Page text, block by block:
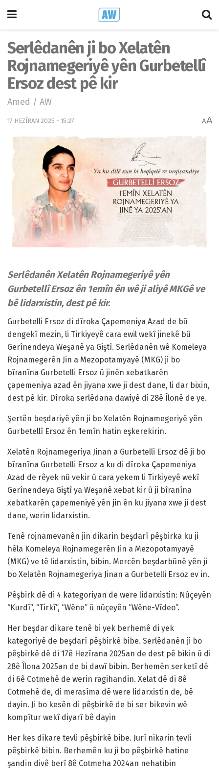
Serlêdanên ji bo Xelatên
Rojnamegeriyê yên Gurbetellî
Ersoz dest pê kir
Amed / AW
17 HEZÎRAN 2025 - 15:27 AA
Serlêdanên Xelatên Rojnamegeriyê yên
Gurbetellî Ersoz ên 1emîn ên wê ji aliyê MKGê ve
bê lidarxistin, dest pê kir.
Gurbetelli Ersoz di dîroka Çapemeniya Azad de bû
dengekî mezin, li Tirkiyeyê cara ewil wekî jinekê bû
Gerînendeya Weşanê ya Giştî. Serlêdanên wê Komeleya
Rojnamegerên Jin a Mezopotamyayê (MKG) ji bo
bîranîna Gurbetelli Ersoz û jinên xebatkarên
çapemeniya azad ên jiyana xwe ji dest dane, li dar bixin,
dest pê kir. Dîroka serlêdana dawiyê di 28ê Îlonê de ye.
Şertên beşdariyê yên ji bo Xelatên Rojnamegeriyê yên
Gurbetellî Ersoz ên 1emîn hatin eşkerekirin.
Xelatên Rojnamegeriya Jinan a Gurbetelli Ersoz dê ji bo
bîranîna Gurbetelli Ersoz a ku di dîroka Çapemeniya
Azad de rêyek nû vekir û cara yekem li Tirkiyeyê wekî
Gerînendeya Giştî ya Weşanê xebat kir û ji bîranîna
xebatkarên çapemeniyê yên jin ên ku jiyana xwe ji dest
dane, werin lidarxistin.
Tenê rojnamevanên jin dikarin beşdarî pêşbirka ku ji
hêla Komeleya Rojnamegerên Jin a Mezopotamyayê
(MKG) ve tê lidarxistin, bibin. Mercên beşdarbûnê yên ji
bo Xelatên Rojnamegeriya Jinan a Gurbetelli Ersoz ev in.
Pêşbirk dê di 4 kategoriyan de were lidarxistin: Nûçeyên
“Kurdî”, “Tirkî”, “Wêne” û nûçeyên “Wêne-Vîdeo”.
Her beşdar dikare tenê bi yek berhemê di yek
kategoriyê de beşdarî pêşbirkê bibe. Serlêdanên ji bo
pêşbirkê dê di 17ê Hezîrana 2025an de dest pê bikin û di
28ê Îlona 2025an de bi dawî bibin. Berhemên serketî dê
di 6ê Cotmehê de werin ragihandin. Xelat dê di 8ê
Cotmehê de, di merasîma dê were lidarxistin de, bê
dayin. Ji bo kesên di pêşbirkê de bi ser bikevin wê
kompîtur wekî diyarî bê dayin
Her kes dikare tevli pêşbirkê bibe. Jurî nikarin tevli
pêşbirkê bibin. Berhemên ku ji bo pêşbirkê hatine
şandin divê berî 8ê Cotmeha 2024an nehatibin